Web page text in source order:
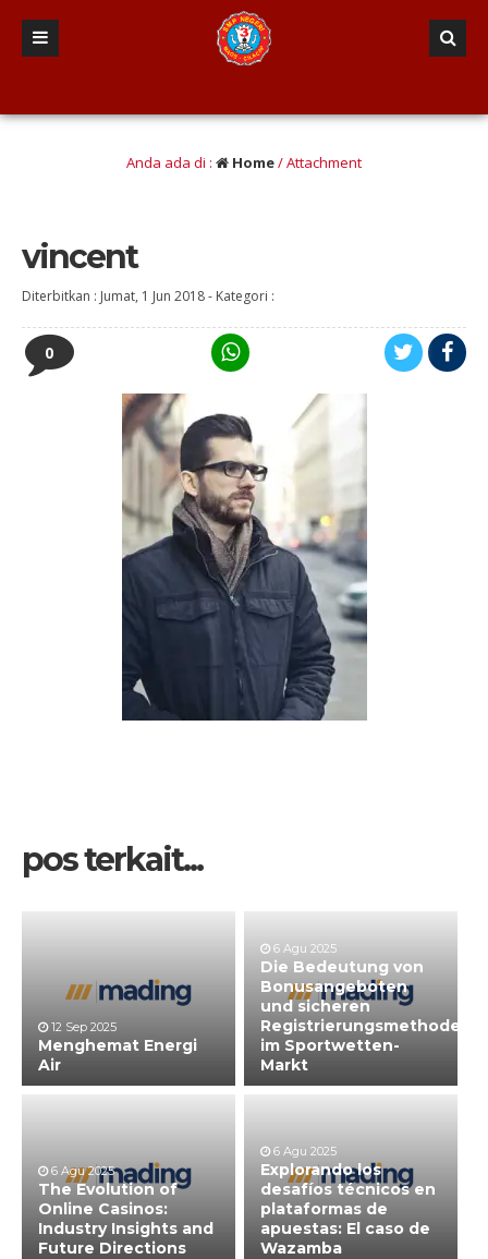
Anda ada di : Home/ Attachment
vincent
Diterbitkan : Jumat, 1 Jun 2018- Kategori :
0
pos terkait...
12 Sep 2025
Menghemat Energi
Air
6 Agu 2025
Die Bedeutung von
Bonusangeboten
und sicheren
Registrierungsmethoden
im Sportwetten-
Markt
6 Agu 2025
The Evolution of
Online Casinos:
Industry Insights and
Future Directions
6 Agu 2025
Explorando los
desafíos técnicos en
plataformas de
apuestas: El caso de
Wazamba